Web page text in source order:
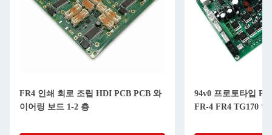
FR4 인쇄 회로 조립 HDI PCB PCB 와
이어링 보드 1-2 층
94v0 프로토타입
FR-4 FR4 TG170 알